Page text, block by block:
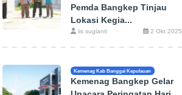
Pemda Bangkep Tinjau
Lokasi Kegia...
iis sugianti 2 Okt 2025
Kemenag Kab Banggai Kepulauan
Kemenag Bangkep Gelar